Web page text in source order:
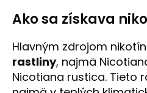
Ako sa získava
Hlavným zdrojom
rastliny, najmä
Nicotiana rustica. Tieto